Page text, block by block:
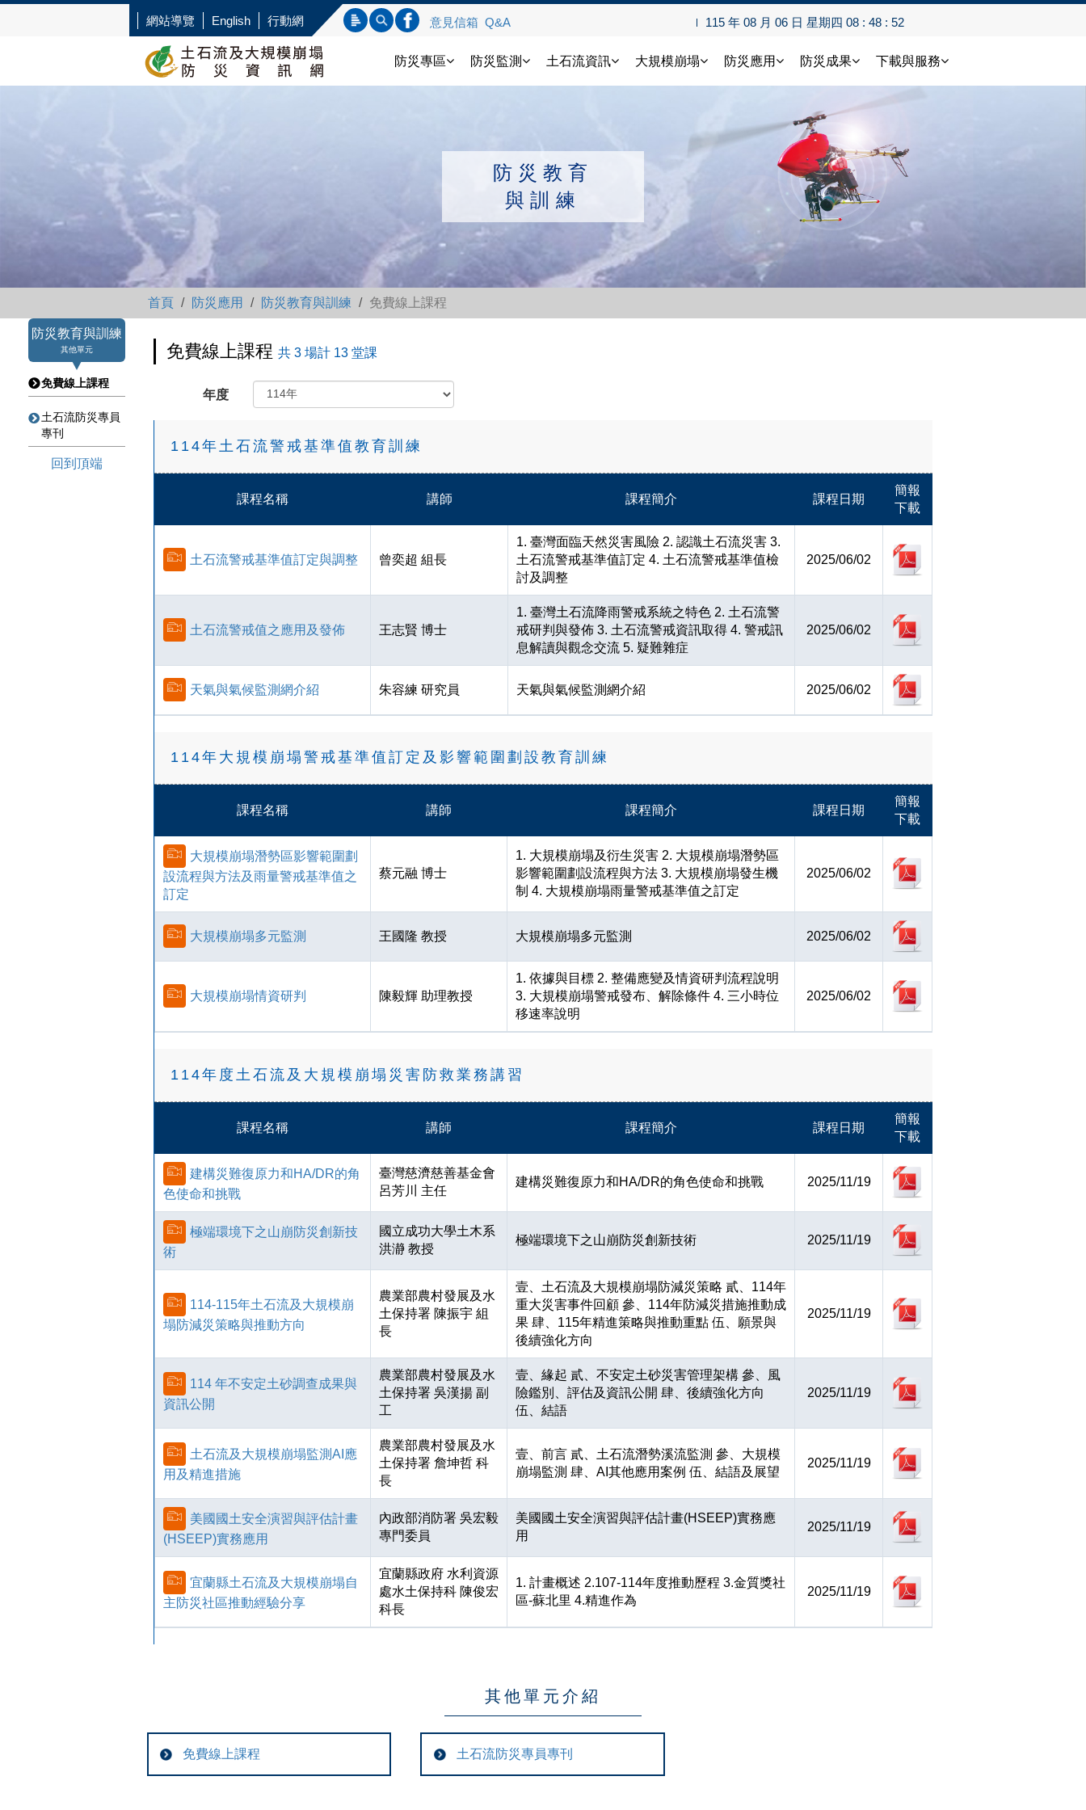
網站導覽 English 行動網 標題查詢內文查詢連結FB
意見信箱 Q&A
115 年 08 月 06 日 星期四 08 : 48 : 52
防災專區
防災監測 土石流資訊 大規模崩塌 防災應用 防災成果 下載與服務
防災教育
與訓練
首頁 防災應用 防災教育與訓練 免費線上課程
防災教育與訓練
其他單元
免費線上課程
土石流防災專員
專刊
回到頂端
免費線上課程 共 3 場計 13 堂課
年度
114年土石流警戒基準值教育訓練
課程名稱 講師 課程簡介 課程日期
簡報
下載
土石流警戒基準值訂定與調整 曾奕超 組長
1. 臺灣面臨天然災害風險 2. 認識土石流災害 3.
土石流警戒基準值訂定 4. 土石流警戒基準值檢
討及調整
2025/06/02
土石流警戒值之應用及發佈 王志賢 博士
1. 臺灣土石流降雨警戒系統之特色 2. 土石流警
戒研判與發佈 3. 土石流警戒資訊取得 4. 警戒訊
息解讀與觀念交流 5. 疑難雜症
2025/06/02
天氣與氣候監測網介紹 朱容練 研究員 天氣與氣候監測網介紹 2025/06/02
114年大規模崩塌警戒基準值訂定及影響範圍劃設教育訓練
課程名稱 講師 課程簡介 課程日期
簡報
下載
大規模崩塌潛勢區影響範圍劃
設流程與方法及雨量警戒基準值之
訂定
蔡元融 博士
1. 大規模崩塌及衍生災害 2. 大規模崩塌潛勢區
影響範圍劃設流程與方法 3. 大規模崩塌發生機
制 4. 大規模崩塌雨量警戒基準值之訂定
2025/06/02
大規模崩塌多元監測 王國隆 教授 大規模崩塌多元監測 2025/06/02
大規模崩塌情資研判 陳毅輝 助理教授
1. 依據與目標 2. 整備應變及情資研判流程說明
3. 大規模崩塌警戒發布、解除條件 4. 三小時位
移速率說明
2025/06/02
114年度土石流及大規模崩塌災害防救業務講習
課程名稱 講師 課程簡介 課程日期
簡報
下載
建構災難復原力和HA/DR的角
色使命和挑戰
臺灣慈濟慈善基金會
呂芳川 主任
建構災難復原力和HA/DR的角色使命和挑戰 2025/11/19
極端環境下之山崩防災創新技
術
國立成功大學土木系
洪瀞 教授
極端環境下之山崩防災創新技術 2025/11/19
114-115年土石流及大規模崩
塌防減災策略與推動方向
農業部農村發展及水
土保持署 陳振宇 組
長
壹、土石流及大規模崩塌防減災策略 貳、114年
重大災害事件回顧 參、114年防減災措施推動成
果 肆、115年精進策略與推動重點 伍、願景與
後續強化方向
2025/11/19
114 年不安定土砂調查成果與
資訊公開
農業部農村發展及水
土保持署 吳漢揚 副
工
壹、緣起 貳、不安定土砂災害管理架構 參、風
險鑑別、評估及資訊公開 肆、後續強化方向
伍、結語
2025/11/19
土石流及大規模崩塌監測AI應
用及精進措施
農業部農村發展及水
土保持署 詹坤哲 科
長
壹、前言 貳、土石流潛勢溪流監測 參、大規模
崩塌監測 肆、AI其他應用案例 伍、結語及展望
2025/11/19
美國國土安全演習與評估計畫
(HSEEP)實務應用
內政部消防署 吳宏毅
專門委員
美國國土安全演習與評估計畫(HSEEP)實務應
用
2025/11/19
宜蘭縣土石流及大規模崩塌自
主防災社區推動經驗分享
宜蘭縣政府 水利資源
處水土保持科 陳俊宏
科長
1. 計畫概述 2.107-114年度推動歷程 3.金質獎社
區-蘇北里 4.精進作為
2025/11/19
其他單元介紹
免費線上課程 土石流防災專員專刊